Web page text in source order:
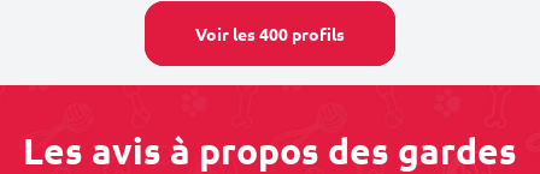
Voir les 400 profils
Les avis à propos des gardes